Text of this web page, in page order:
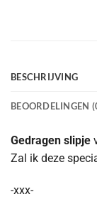
BESCHRIJVING
BEOORDELINGEN
Gedragen slipje
Zal ik deze
-xxx-